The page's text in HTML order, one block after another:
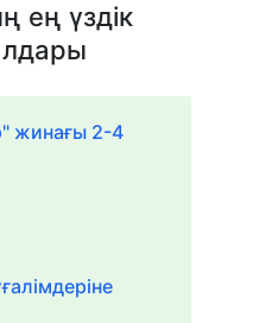
ең үздік
жинағы 2-4